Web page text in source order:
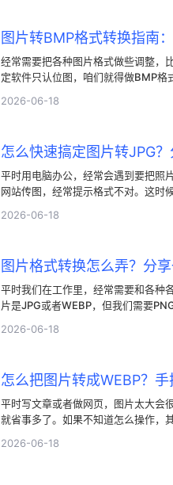
图片转BMP格式转换指南
经常需要把各种图片格式做些调整，
定软件只认位图，咱们就得做BMP
的方法搞定BMP格式转换。
2026-06-18
平时用电脑办公，经常会遇到要把照
网站传图，经常提示格式不对。这时
时就能省下不少时间。今天我们就聊
2026-06-18
图片格式转换怎么弄？分
平时我们在工作里，经常需要和各种
片是JPG或者WEBP，但我们需要
确的步骤来，简单的图片格式转换操
2026-06-18
平时写文章或者做网页，图片太大会
就省事多了。如果不知道怎么操作，
一下，如何用看图王图片格式转换来
2026-06-18